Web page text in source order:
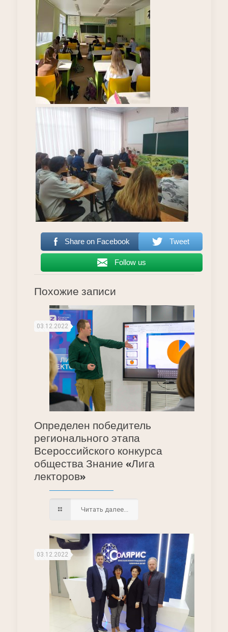
Share on Facebook Tweet
Follow us
Похожие записи
03.12.2022
Определен победитель
регионального этапа
Всероссийского конкурса
общества Знание «Лига
лекторов»
Читать далее...
03.12.2022